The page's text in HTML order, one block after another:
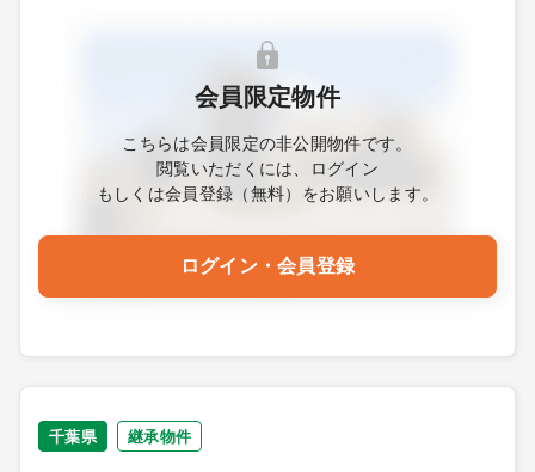
会員限定物件
こちらは会員限定の非公開物件です。
閲覧いただくには、ログイン
もしくは会員登録（無料）をお願いします。
ログイン・会員登録
千葉県 継承物件